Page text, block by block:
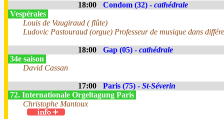
18:00 Condom (32) - cathédrale
Vespérales
Louis de Vaugiraud ( flûte)
Ludovic Pastouraud (orgue) Professeur de musique dans
18:00 Gap (05) - cathédrale
34e saison
David Cassan
17:00 Paris (75) - St-Séverin
72. Internationale Orgeltagung Paris
Christophe Mantoux